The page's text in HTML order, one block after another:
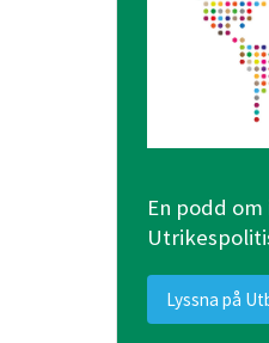
En podd
Lyssna på